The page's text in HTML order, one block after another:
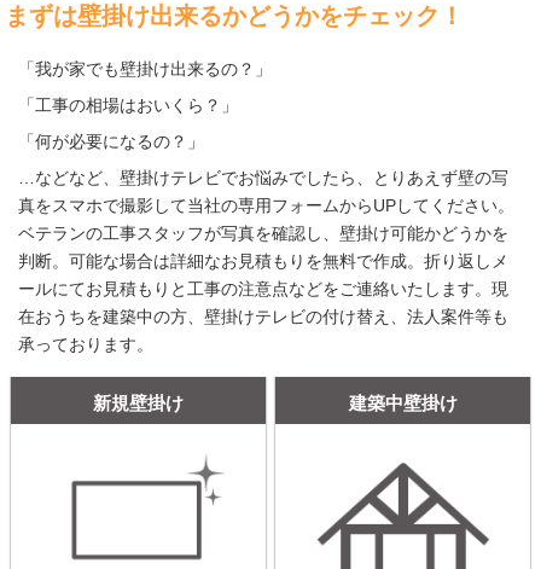
まずは壁掛け出来るかどうかをチェック！
「我が家でも壁掛け出来るの？」
「工事の相場はおいくら？」
「何が必要になるの？」
…などなど、壁掛けテレビでお悩みでしたら、とりあえず壁の写
真をスマホで撮影して当社の専用フォームからUPしてください。
ベテランの工事スタッフが写真を確認し、壁掛け可能かどうかを
判断。可能な場合は詳細なお見積もりを無料で作成。折り返しメ
ールにてお見積もりと工事の注意点などをご連絡いたします。現
在おうちを建築中の方、壁掛けテレビの付け替え、法人案件等も
承っております。
新規壁掛け 建築中壁掛け